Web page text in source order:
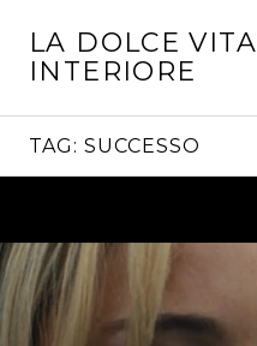
contenuto
LA DOLCE VITA
INTERIORE
TAG: SUCCESSO